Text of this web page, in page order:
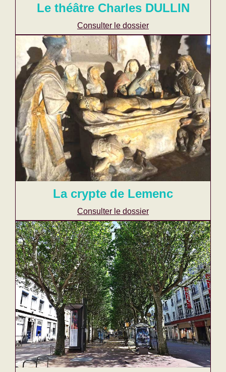
Le théâtre Charles DULLIN
Consulter le dossier
La crypte de Lemenc
Consulter le dossier